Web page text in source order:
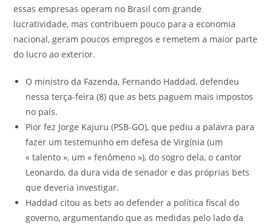
essas empresas operam no Brasil com grande
lucratividade, mas contribuem pouco para a economia
nacional, geram poucos empregos e remetem a maior parte
do lucro ao exterior.
O ministro da Fazenda, Fernando Haddad, defendeu
nessa terça-feira (8) que as bets paguem mais impostos
no país.
Pior fez Jorge Kajuru (PSB-GO), que pediu a palavra para
fazer um testemunho em defesa de Virgínia (um
« talento », um « fenômeno »), do sogro dela, o cantor
Leonardo, da dura vida de senador e das próprias bets
que deveria investigar.
Haddad citou as bets ao defender a política fiscal do
governo, argumentando que as medidas pelo lado da